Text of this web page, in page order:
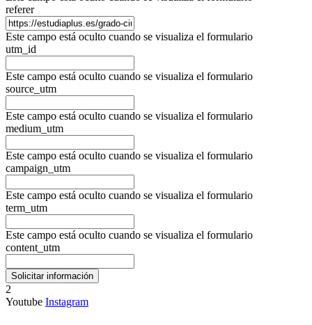
referer
Este campo está oculto cuando se visualiza el formulario
utm_id
Este campo está oculto cuando se visualiza el formulario
source_utm
Este campo está oculto cuando se visualiza el formulario
medium_utm
Este campo está oculto cuando se visualiza el formulario
campaign_utm
Este campo está oculto cuando se visualiza el formulario
term_utm
Este campo está oculto cuando se visualiza el formulario
content_utm
2
Youtube Instagram